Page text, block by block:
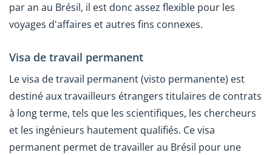
par an au Brésil, il est donc assez flexible pour les
voyages d'affaires et autres fins connexes.
Visa de travail permanent
Le visa de travail permanent (visto permanente) est
destiné aux travailleurs étrangers titulaires de contrats
à long terme, tels que les scientifiques, les chercheurs
et les ingénieurs hautement qualifiés. Ce visa
permanent permet de travailler au Brésil pour une